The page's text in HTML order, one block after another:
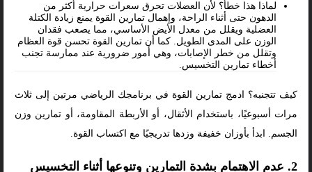
لماذا هذا خطأ؟ لأن العضلات تحرق سعرات حرارية أكثر من
الدهون حتى أثناء الراحة، وإهمال تمارين القوة يمنع زيادة الكتلة
العضلية ويقلل من معدل الأيض الأساسي، مما يصعب فقدان
الوزن على المدى الطويل. كما أن تمارين القوة تحسن قوة العظام
وتقلل من خطر الإصابات، وهي أمور ضرورية عند ممارسة تجنب
أخطاء تمارين التخسيس.
كيف تتجنبه؟ ادمج تمارين القوة في برنامجك الرياضي مرتين إلى ثلاث
مرات أسبوعيًا، باستخدام الأثقال، أو الأربطة المقاومة، أو تمارين وزن
الجسم. ابدأ بأوزان خفيفة وزدها تدريجيًا مع اكتساب القوة.
2. عدم الاهتمام بشدة التمارين وتنوعها أثناء التخسيس